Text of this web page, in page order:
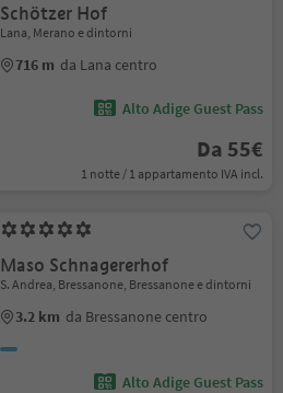
Schötzer Hof
Lana, Merano e dintorni
716 m da Lana centro
Alto Adige Guest Pass
Da 55€
1 notte / 1 appartamento IVA incl.
Maso Schnagererhof
S. Andrea, Bressanone, Bressanone e dintorni
3.2 km da Bressanone centro
Alto Adige Guest Pass